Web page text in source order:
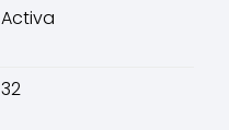
Activa
32